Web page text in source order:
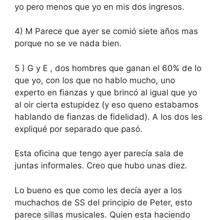
yo pero menos que yo en mis dos ingresos.
4) M Parece que ayer se comió siete años mas
porque no se ve nada bien.
5 ) G y E , dos hombres que ganan el 60% de lo
que yo, con los que no hablo mucho, uno
experto en fianzas y que brincó al igual que yo
al oir cierta estupidez (y eso queno estabamos
hablando de fianzas de fidelidad). A los dos les
expliqué por separado que pasó.
Esta oficina que tengo ayer parecía sala de
juntas informales. Creo que hubo unas diez.
Lo bueno es que como les decía ayer a los
muchachos de SS del principio de Peter, esto
parece sillas musicales. Quien esta haciendo